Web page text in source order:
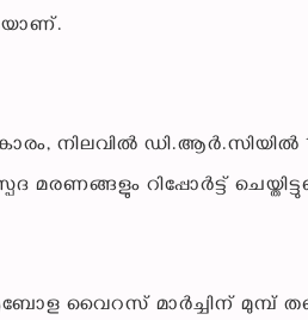
നിലവില്‍ ഡി.ആര്‍.സിയില്‍
റിപ്പോര്‍ട്ട്
വൈറസ് മാര്‍ച്ചിന് മുമ്പ്